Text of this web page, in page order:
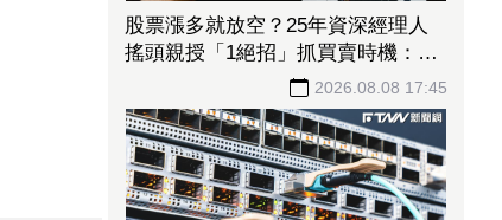
股票漲多就放空？25年資深經理人
搖頭親授「1絕招」抓買賣時機：看
2026.08.08 17:45